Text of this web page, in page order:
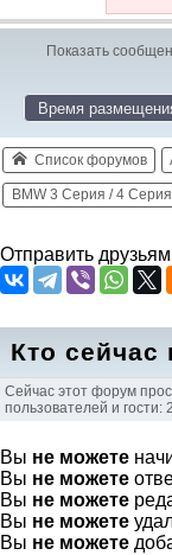
Показать
Список форумов
BMW 3 Серия / 4 Серия
Отправить
Кто
Сейчас этот форум
пользователей и гости: 2
Вы не можете
Вы не можете
Вы не можете
Вы не можете
Вы не можете